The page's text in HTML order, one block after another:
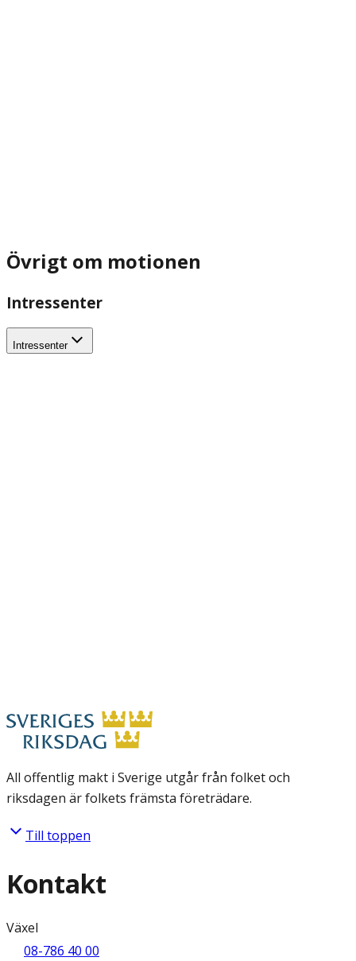
Övrigt om motionen
Intressenter
Intressenter
All offentlig makt i Sverige utgår från folket och
riksdagen är folkets främsta företrädare.
Till toppen
Kontakt
Växel
08-786 40 00